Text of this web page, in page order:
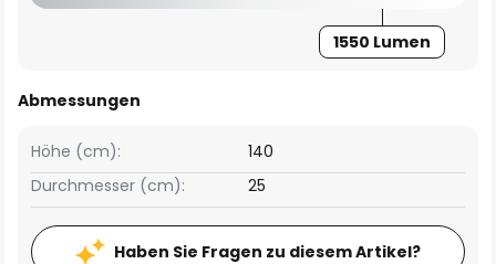
1550 Lumen
Abmessungen
Höhe (cm):
140
Durchmesser (cm):
25
Haben Sie Fragen zu diesem Artikel?